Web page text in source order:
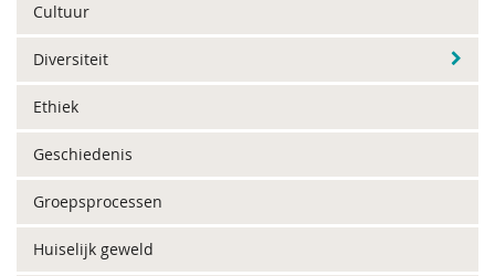
Cultuur
Diversiteit
Ethiek
Geschiedenis
Groepsprocessen
Huiselijk geweld